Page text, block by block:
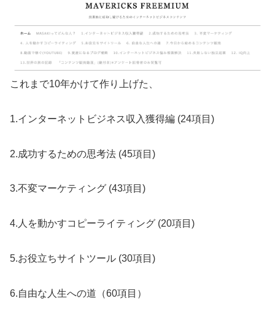
これまで10年かけて作り上げた、
1.インターネットビジネス収入獲得編 (24項目)
2.成功するための思考法 (45項目)
3.不変マーケティング (43項目)
4.人を動かすコピーライティング (20項目)
5.お役立ちサイトツール (30項目)
6.自由な人生への道（60項目）